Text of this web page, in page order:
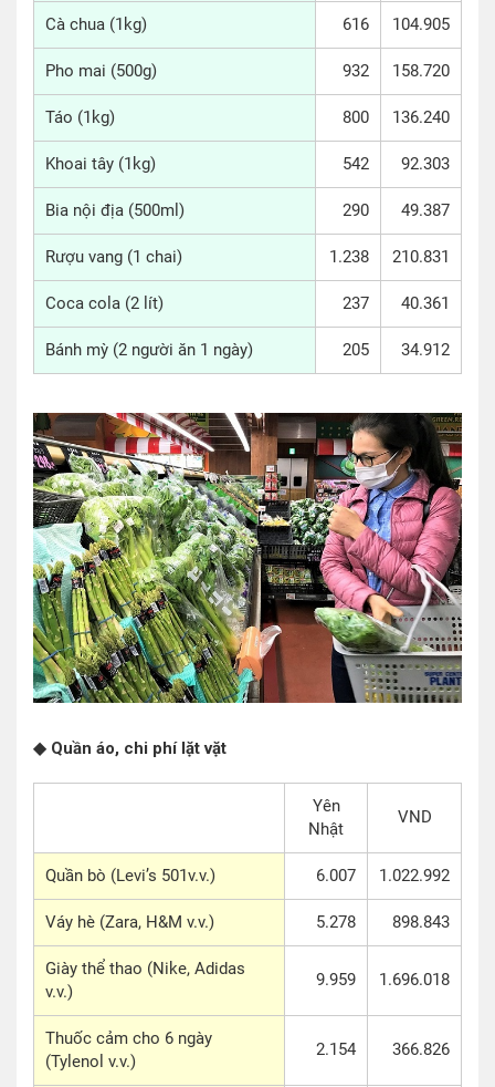
Cà chua (1kg) 616 104.905
Pho mai (500g) 932 158.720
Táo (1kg) 800 136.240
Khoai tây (1kg) 542 92.303
Bia nội địa (500ml) 290 49.387
Rượu vang (1 chai) 1.238 210.831
Coca cola (2 lít) 237 40.361
Bánh mỳ (2 người ăn 1 ngày) 205 34.912
◆ Quần áo, chi phí lặt vặt
Yên
Nhật
VND
Quần bò (Levi’s 501v.v.) 6.007 1.022.992
Váy hè (Zara, H&M v.v.) 5.278 898.843
Giày thể thao (Nike, Adidas
v.v.)
9.959 1.696.018
Thuốc cảm cho 6 ngày
(Tylenol v.v.)
2.154 366.826